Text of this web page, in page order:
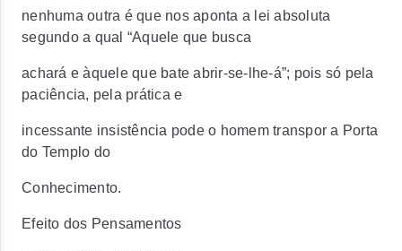
nenhuma outra é que nos aponta a lei absoluta
segundo a qual “Aquele que busca
achará e àquele que bate abrir-se-lhe-á”; pois só pela
paciência, pela prática e
incessante insistência pode o homem transpor a Porta
do Templo do
Conhecimento.
Efeito dos Pensamentos